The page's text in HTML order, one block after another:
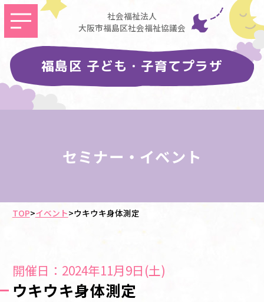
社会福祉法人
大阪市福島区社会福祉協議会
福島区 子ども・子育てプラザ
セミナー・イベント
TOP>イベント>ウキウキ身体測定
開催日：2024年11月9日(土)
ウキウキ身体測定